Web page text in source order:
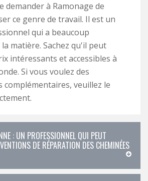
demander à Ramonage de
ce genre de travail. Il est un
qui a beaucoup
matière. Sachez qu'il peut
intéressants et accessibles à
Si vous voulez des
complémentaires, veuillez le
: UN PROFESSIONNEL QUI PEUT
DE RÉPARATION DES CHEMINÉES